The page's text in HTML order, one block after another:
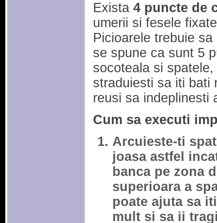
Exista4 puncte de
umerii si fesele
Picioarele trebuie
se spune ca sunt 5
socoteala si
straduiesti sa iti bati
reusi sa indeplinesti
Cum sa executi
Arcuieste-ti
joasa astfel
banca pe zona
superioara a
poate ajuta sa
mult si sa ii